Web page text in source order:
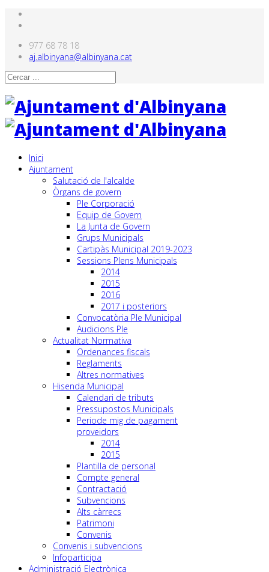
977 68 78 18
aj.albinyana@albinyana.cat
Inici
Ajuntament
Salutació de l'alcalde
Òrgans de govern
Ple Corporació
Equip de Govern
La Junta de Govern
Grups Municipals
Cartipàs Municipal 2019-2023
Sessions Plens Municipals
2014
2015
2016
2017 i posteriors
Convocatòria Ple Municipal
Audicions Ple
Actualitat Normativa
Ordenances fiscals
Reglaments
Altres normatives
Hisenda Municipal
Calendari de tributs
Pressupostos Municipals
Periode mig de pagament
proveidors
2014
2015
Plantilla de personal
Compte general
Contractació
Subvencions
Alts càrrecs
Patrimoni
Convenis
Convenis i subvencions
Infoparticipa
Administració Electrònica